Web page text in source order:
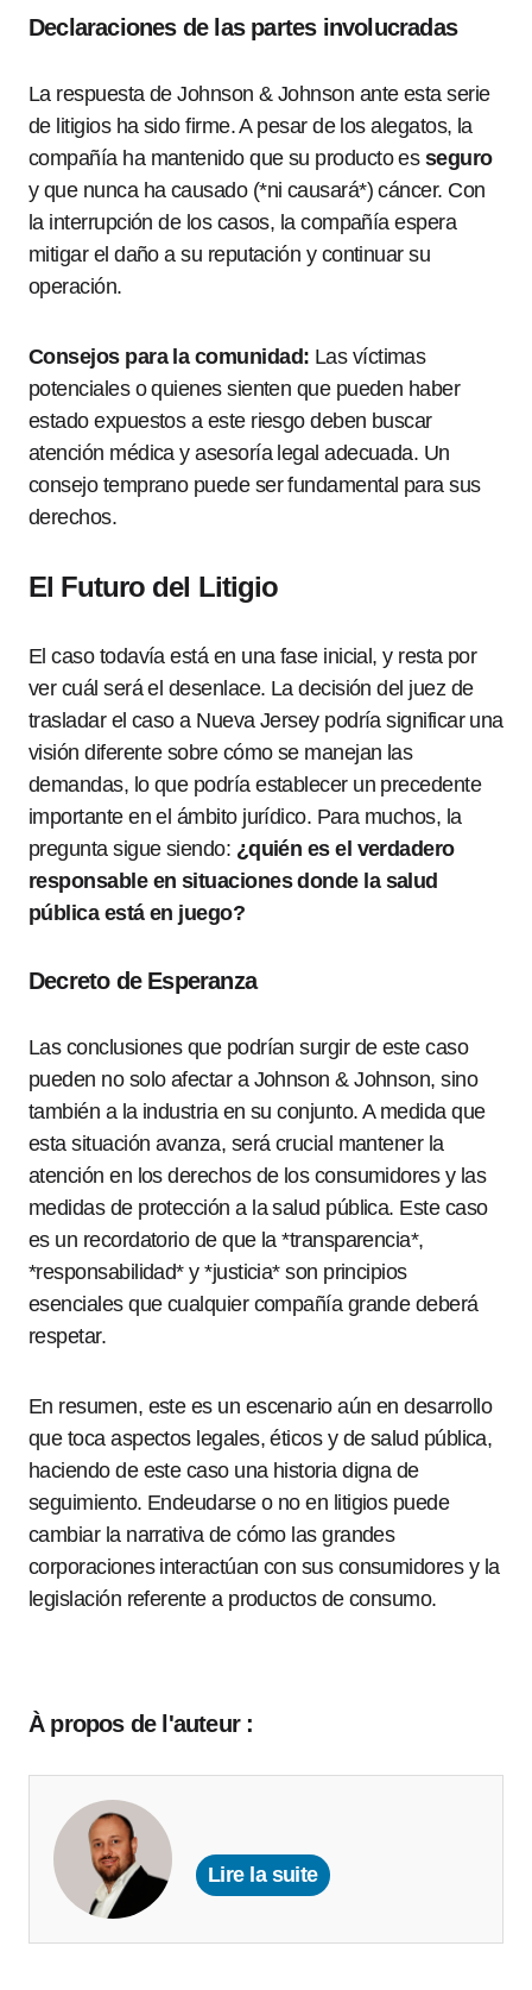
Declaraciones de las partes involucradas
La respuesta de Johnson & Johnson ante esta serie
de litigios ha sido firme. A pesar de los alegatos, la
compañía ha mantenido que su producto es seguro
y que nunca ha causado (*ni causará*) cáncer. Con
la interrupción de los casos, la compañía espera
mitigar el daño a su reputación y continuar su
operación.
Consejos para la comunidad: Las víctimas
potenciales o quienes sienten que pueden haber
estado expuestos a este riesgo deben buscar
atención médica y asesoría legal adecuada. Un
consejo temprano puede ser fundamental para sus
derechos.
El Futuro del Litigio
El caso todavía está en una fase inicial, y resta por
ver cuál será el desenlace. La decisión del juez de
trasladar el caso a Nueva Jersey podría significar una
visión diferente sobre cómo se manejan las
demandas, lo que podría establecer un precedente
importante en el ámbito jurídico. Para muchos, la
pregunta sigue siendo: ¿quién es el verdadero
responsable en situaciones donde la salud
pública está en juego?
Decreto de Esperanza
Las conclusiones que podrían surgir de este caso
pueden no solo afectar a Johnson & Johnson, sino
también a la industria en su conjunto. A medida que
esta situación avanza, será crucial mantener la
atención en los derechos de los consumidores y las
medidas de protección a la salud pública. Este caso
es un recordatorio de que la *transparencia*,
*responsabilidad* y *justicia* son principios
esenciales que cualquier compañía grande deberá
respetar.
En resumen, este es un escenario aún en desarrollo
que toca aspectos legales, éticos y de salud pública,
haciendo de este caso una historia digna de
seguimiento. Endeudarse o no en litigios puede
cambiar la narrativa de cómo las grandes
corporaciones interactúan con sus consumidores y la
legislación referente a productos de consumo.
À propos de l'auteur :
Lire la suite